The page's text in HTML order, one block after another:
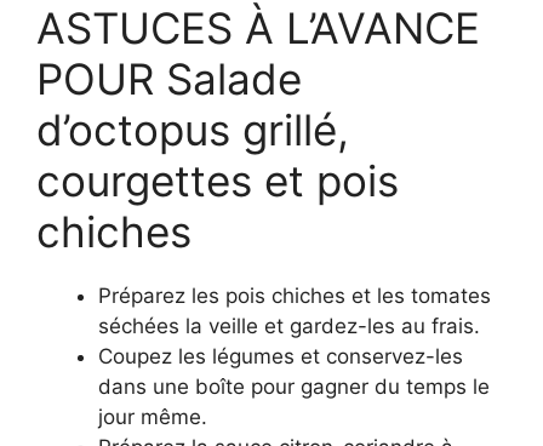
ASTUCES À L’AVANCE
POUR Salade
d’octopus grillé,
courgettes et pois
chiches
Préparez les pois chiches et les tomates
séchées la veille et gardez-les au frais.
Coupez les légumes et conservez-les
dans une boîte pour gagner du temps le
jour même.